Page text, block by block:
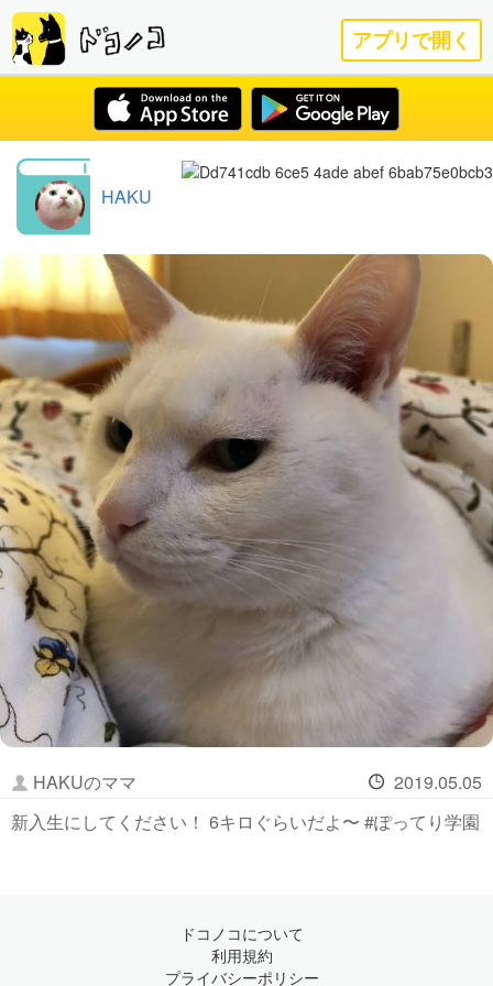
アプリで開く
HAKU
HAKUのママ
2019.05.05
新入生にしてください！ 6キロぐらいだよ〜 #ぽってり学園
ドコノコについて
利用規約
プライバシーポリシー